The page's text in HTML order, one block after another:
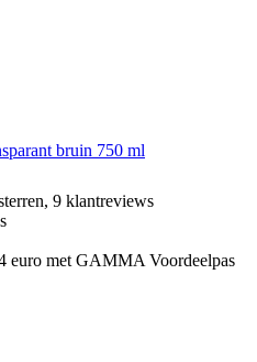
bruin 750 ml
9 klantreviews
euro met GAMMA Voordeelpas